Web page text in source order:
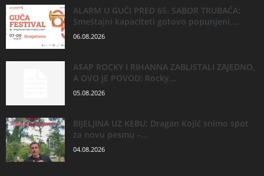
ALARM U GUČI PRED 65. SABOR TRUBAČA:
Smeštajni kapaciteti gotovo popunjeni,...
06.08.2026
A$AP ROCKY I RIHANNA ZABLISTALI ZAJEDNO,
A OVO JE POVOD: Rocky...
05.08.2026
BIJELJINA UZ KEBU: Dragan Kojić snimo spot
za novu pesmu –...
04.08.2026